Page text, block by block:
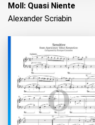
Moll: Quasi Niente
Alexander Scriabin